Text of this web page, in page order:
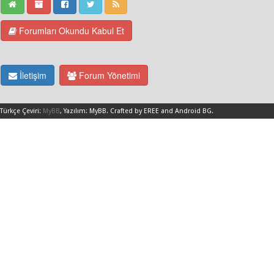
Forumları Okundu Kabul Et
İletişim Forum Yönetimi
Türkçe Çeviri: MyBB, Yazılım: MyBB. Crafted by EREE and Android BG.